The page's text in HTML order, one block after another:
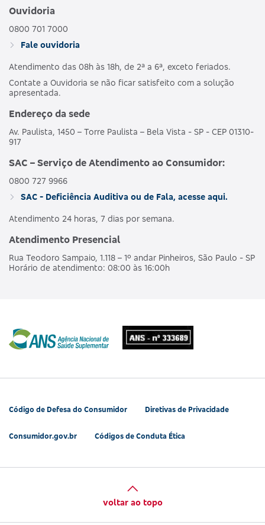
Ouvidoria
0800 701 7000
Fale ouvidoria
Atendimento das 08h às 18h, de 2ª a 6ª, exceto feriados.
Contate a Ouvidoria se não ficar satisfeito com a solução
apresentada.
Endereço da sede
Av. Paulista, 1450 – Torre Paulista – Bela Vista - SP - CEP 01310-
917
SAC – Serviço de Atendimento ao Consumidor:
0800 727 9966
SAC - Deficiência Auditiva ou de Fala, acesse aqui.
Atendimento 24 horas, 7 dias por semana.
Atendimento Presencial
Rua Teodoro Sampaio, 1.118 – 1º andar Pinheiros, São Paulo - SP
Horário de atendimento: 08:00 às 16:00h
Código de Defesa do Consumidor Diretivas de Privacidade
Consumidor.gov.br Códigos de Conduta Ética
voltar ao topo